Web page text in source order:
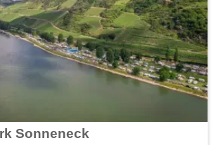
Sonneneck